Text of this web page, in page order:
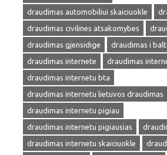
draudimas automobiliui skaiciuokle
draudimas civilines atsakomybes
draudimas gjensidige
draudimas i
draudimas internete
draudimas
draudimas internetu bta
draudimas internetu lietuvos draudimas
draudimas internetu pigiau
draudimas internetu pigiausias
draudimas internetu skaiciuokle